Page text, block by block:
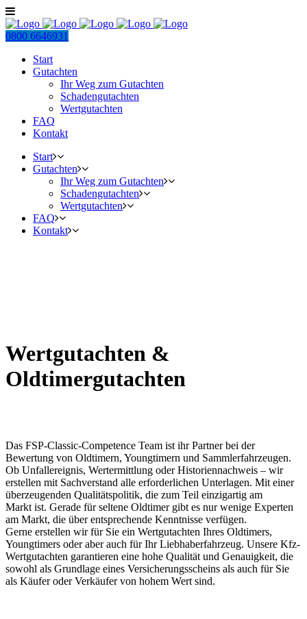
0800 6646931
Start
Gutachten
Ihr Weg zum Gutachten
Schadengutachten
Wertgutachten
FAQ
Kontakt
Start
Gutachten
Ihr Weg zum Gutachten
Schadengutachten
Wertgutachten
FAQ
Kontakt
Wertgutachten &
Oldtimergutachten
Das FSP-Classic-Competence Team ist ihr Partner bei der
Bewertung von Oldtimern, Youngtimern und Sammlerfahrzeugen.
Ob Unfallereignis, Wertermittlung oder Historiennachweis – wir
erstellen mit Sachverstand alle erforderlichen Unterlagen. Mit einer
überzeugenden Qualitätspolitik, die zum Teil einzigartig am
Markt ist. Gerade für seltene Oldtimer gibt es nur wenige Experten
am Markt, die über entsprechende Kenntnisse verfügen.
Gerne erstellen wir für Sie ein Wertgutachten Ihres Oldtimers,
Youngtimers oder aber auch für Ihr Liebhaberfahrzeug. Unsere Kfz-
Wertgutachten garantieren eine hohe Qualität und Genauigkeit, die
sowohl als Grundlage eines Versicherungsscheins als auch für Sie
als Käufer oder Verkäufer von hohem Wert sind.